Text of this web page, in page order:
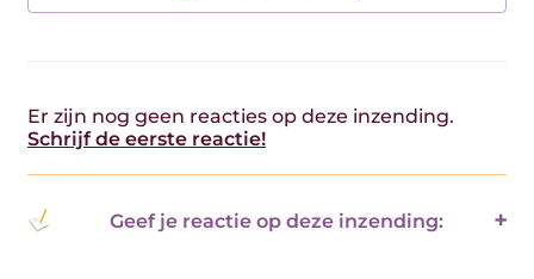
Er zijn nog geen reacties op deze inzending.
Schrijf de eerste reactie!
Geef je reactie op deze inzending: